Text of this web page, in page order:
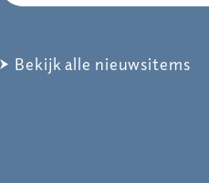
Bekijk alle nieuwsitems